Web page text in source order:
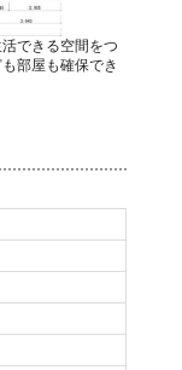
できる空間をつ
部屋も確保でき